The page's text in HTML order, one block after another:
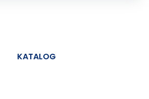
KATALOG